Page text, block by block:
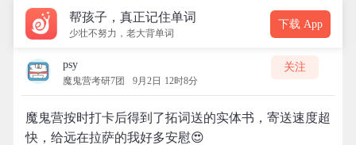
帮孩子，真正记住单词
少壮不努力，老大背单词
下载 App
psy
魔鬼营考研7团 9月2日 12时8分
关注
魔鬼营按时打卡后得到了拓词送的实体书，寄送速度超
快，给远在拉萨的我好多安慰😍